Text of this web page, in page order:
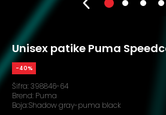
Unisex patike Puma
-40%
Šifra:398846-64
Brend: Puma
Boja:Shadow gray-puma black